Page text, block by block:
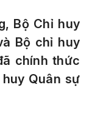
Bộ Chỉ huy
Bộ chỉ huy
chính thức
Quân sự